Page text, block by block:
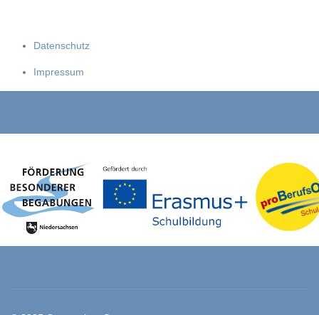
Datenschutz
Impressum